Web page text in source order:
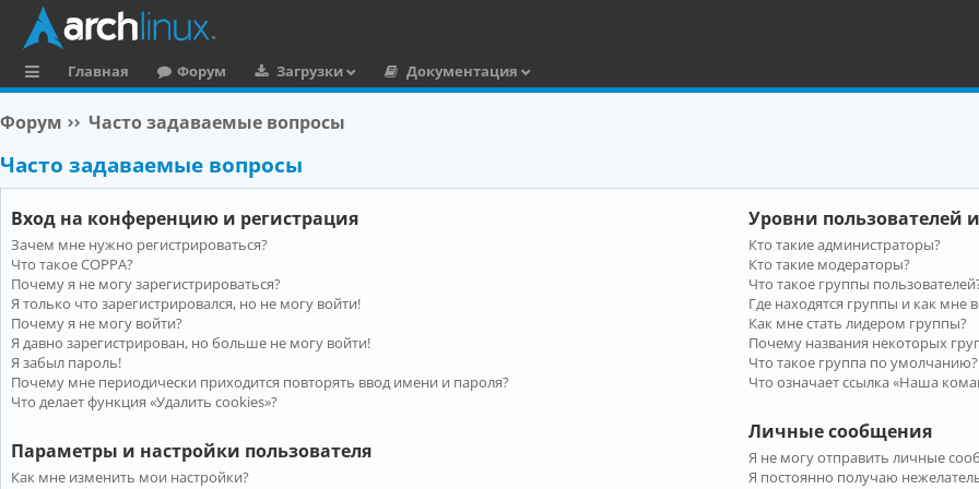
ы
л
Главная Форум Загрузки
Документация
Форум Часто задаваемые вопросы
Часто задаваемые вопросы
Вход на конференцию и регистрация
Зачем мне нужно регистрироваться?
Что такое COPPA?
Почему я не могу зарегистрироваться?
Я только что зарегистрировался, но не могу войти!
Почему я не могу войти?
Я давно зарегистрирован, но больше не могу войти!
Я забыл пароль!
Почему мне периодически приходится повторять ввод имени и пароля?
Что делает функция «Удалить cookies»?
Параметры и настройки пользователя
Как мне изменить мои настройки?
Уровни пользователей
Кто такие администраторы?
Кто такие модераторы?
Что такое группы
Где находятся группы и как мне
Как мне стать лидером группы?
Почему названия некоторых
Что такое группа по умолчанию?
Что означает ссылка «Наша
Личные сообщения
Я не могу отправить личные
Я постоянно получаю